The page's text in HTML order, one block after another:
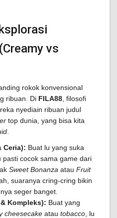
vs
rokok konvensional
ribuan. Di FILA88 , filosofi
nyediain ribuan judul
top dunia, yang bisa kita
Ceria): Buat lu yang suka
pasti cocok sama game dari
Sweet Bonanza atau Fruit
suaranya cring-cring bikin
seger banget.
Kompleks): Buat yang
cheesecake atau tobacco , lu